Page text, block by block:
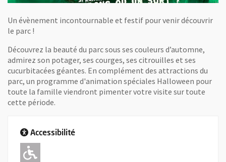
Un évènement incontournable et festif pour venir découvrir
le parc !
Découvrez la beauté du parc sous ses couleurs d’automne,
admirez son potager, ses courges, ses citrouilles et ses
cucurbitacées géantes. En complément des attractions du
parc, un programme d'animation spéciales Halloween pour
toute la famille viendront pimenter votre visite sur toute
cette période.
Accessibilité
Adapté pour l'handicap Moteur